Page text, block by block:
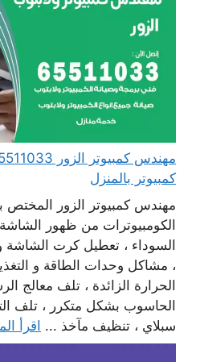
كمبيوتر بالمنزل
مهندس كمبيوتر الزور المختص
الكومبيوترات من ظهور
السوداء ، تعطيل كرت
، مشاكل وحدات الطاقة و
الحرارة الزائدة ، تلف معالج
الحاسوب بشكل متكرر ، تلف
سبلاي ، تنظيف مآخذ ... اقرأ